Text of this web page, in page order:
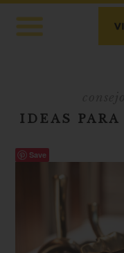
IDEAS
Save